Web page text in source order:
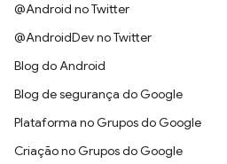
@Android no Twitter
@AndroidDev no Twitter
Blog do Android
Blog de segurança do Google
Plataforma no Grupos do Google
Criação no Grupos do Google